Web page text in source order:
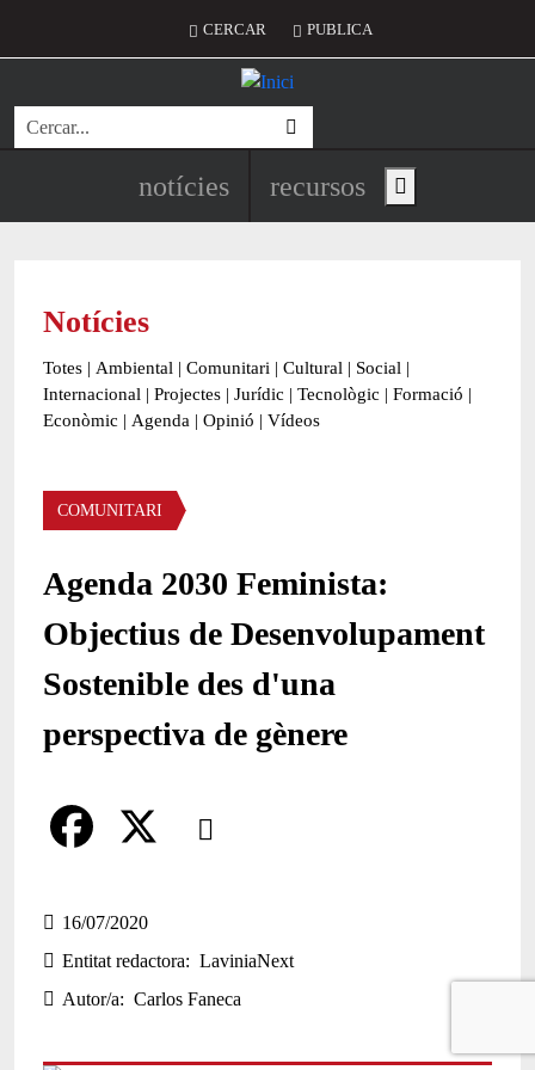
Menú del compte d'usuari
CERCAR PUBLICA
Cerca
Navegació principal de
notícies recursos Show main menu
Notícies
Totes | Ambiental | Comunitari | Cultural | Social |
Internacional | Projectes | Jurídic | Tecnològic | Formació |
Econòmic | Agenda | Opinió | Vídeos
Àmbit de la notícia
COMUNITARI
Agenda 2030 Feminista:
Objectius de Desenvolupament
Sostenible des d'una
perspectiva de gènere
Comparteix
a
c
e
16/07/2020
Entitat redactora
LaviniaNext
Autor/a
Carlos Faneca